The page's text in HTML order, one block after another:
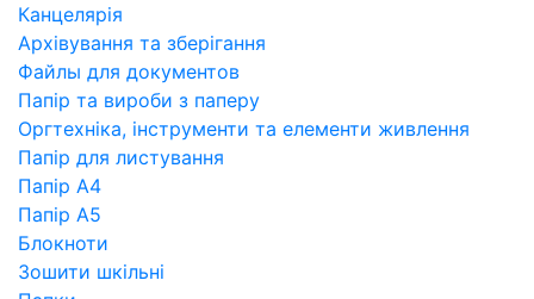
Канцелярія
Архівування та зберігання
Файлы для документов
Папір та вироби з паперу
Оргтехніка, інструменти та елементи живлення
Папір для листування
Папір А4
Папір А5
Блокноти
Зошити шкільні